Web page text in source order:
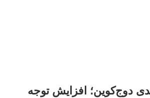
درصدی دوج‌کوین؛ افزایش توجه